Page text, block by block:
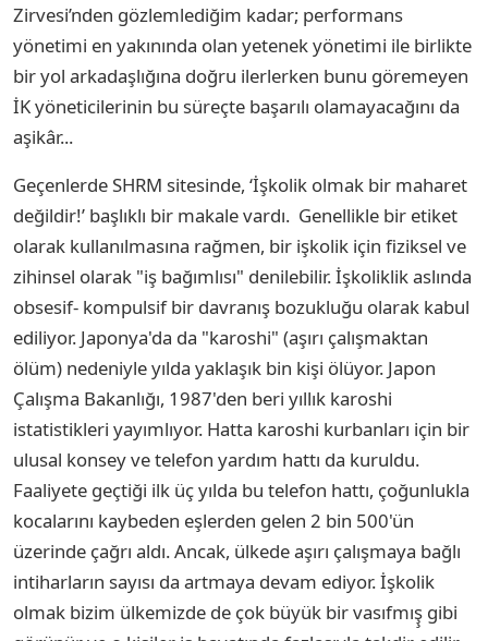
Zirvesi’nden gözlemlediğim kadar; performans
yönetimi en yakınında olan yetenek yönetimi ile birlikte
bir yol arkadaşlığına doğru ilerlerken bunu göremeyen
İK yöneticilerinin bu süreçte başarılı olamayacağını da
aşikâr...
Geçenlerde SHRM sitesinde, ‘İşkolik olmak bir maharet
değildir!’ başlıklı bir makale vardı. Genellikle bir etiket
olarak kullanılmasına rağmen, bir işkolik için fiziksel ve
zihinsel olarak "iş bağımlısı" denilebilir. İşkoliklik aslında
obsesif- kompulsif bir davranış bozukluğu olarak kabul
ediliyor. Japonya'da da "karoshi" (aşırı çalışmaktan
ölüm) nedeniyle yılda yaklaşık bin kişi ölüyor. Japon
Çalışma Bakanlığı, 1987'den beri yıllık karoshi
istatistikleri yayımlıyor. Hatta karoshi kurbanları için bir
ulusal konsey ve telefon yardım hattı da kuruldu.
Faaliyete geçtiği ilk üç yılda bu telefon hattı, çoğunlukla
kocalarını kaybeden eşlerden gelen 2 bin 500'ün
üzerinde çağrı aldı. Ancak, ülkede aşırı çalışmaya bağlı
intiharların sayısı da artmaya devam ediyor. İşkolik
olmak bizim ülkemizde de çok büyük bir vasıfmış̧ gibi